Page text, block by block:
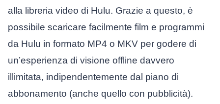
alla libreria video di Hulu. Grazie a questo, è
possibile scaricare facilmente film e programmi
da Hulu in formato MP4 o MKV per godere di
un’esperienza di visione offline davvero
illimitata, indipendentemente dal piano di
abbonamento (anche quello con pubblicità).